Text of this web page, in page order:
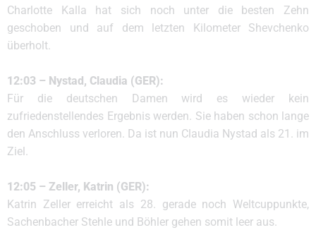
Charlotte Kalla hat sich noch unter die besten Zehn
geschoben und auf dem letzten Kilometer Shevchenko
überholt.
12:03 – Nystad, Claudia (GER):
Für die deutschen Damen wird es wieder kein
zufriedenstellendes Ergebnis werden. Sie haben schon lange
den Anschluss verloren. Da ist nun Claudia Nystad als 21. im
Ziel.
12:05 – Zeller, Katrin (GER):
Katrin Zeller erreicht als 28. gerade noch Weltcuppunkte,
Sachenbacher Stehle und Böhler gehen somit leer aus.